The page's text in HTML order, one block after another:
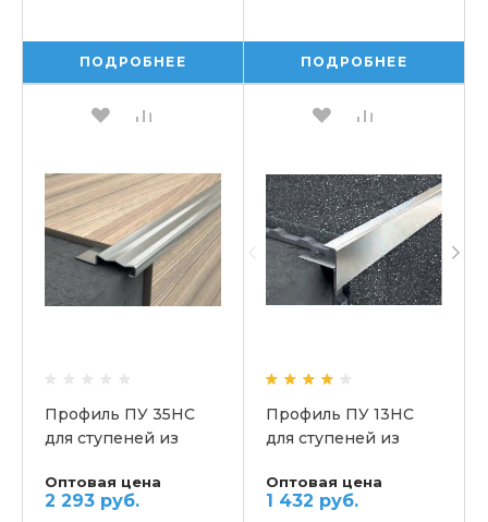
ПОДРОБНЕЕ ПОДРОБНЕЕ
Профиль ПУ 35НС
для ступеней из
430
Оптовая цена
2 293 руб.
Профиль ПУ 13НС
для ступеней из
430
Оптовая цена
1 432 руб.